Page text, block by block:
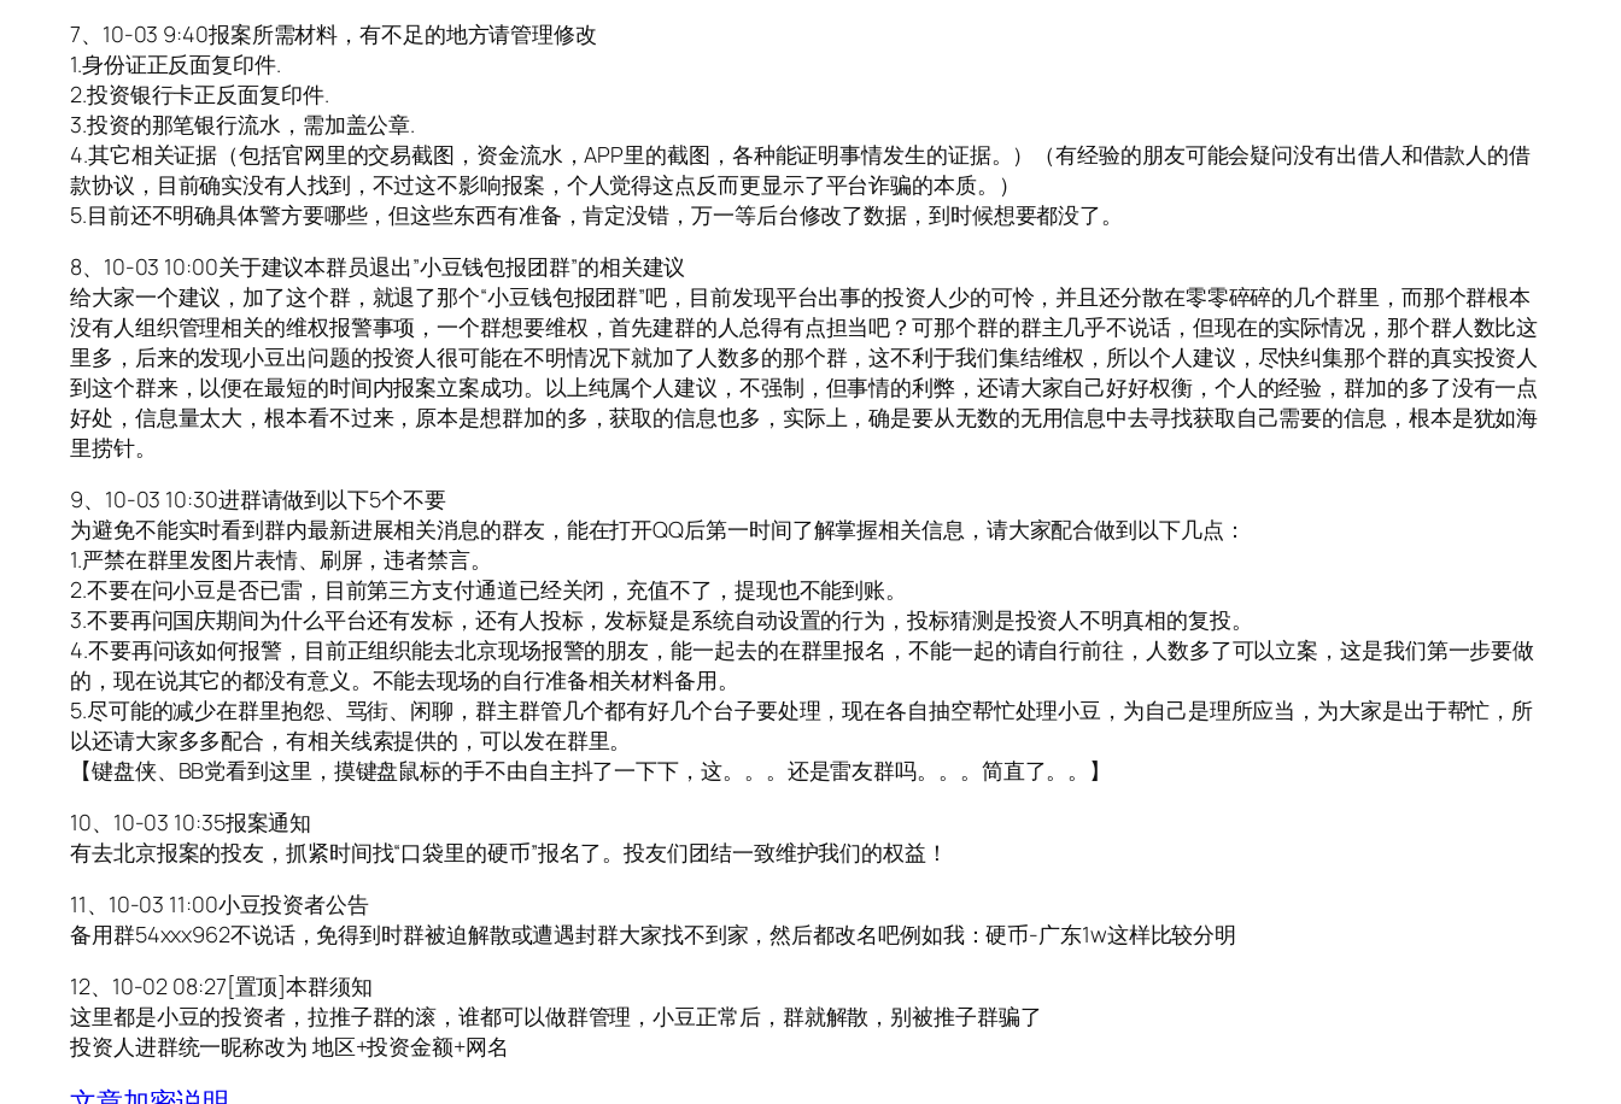
7、10-03 9:40报案所需材料，有不足的地方请管理修改
1.身份证正反面复印件.
2.投资银行卡正反面复印件.
3.投资的那笔银行流水，需加盖公章.
4.其它相关证据（包括官网里的交易截图，资金流水，APP里的截图，各种能证明事情发生的证据。）（有经验的朋友可能会疑问没有出借人和借款人的借
款协议，目前确实没有人找到，不过这不影响报案，个人觉得这点反而更显示了平台诈骗的本质。）
5.目前还不明确具体警方要哪些，但这些东西有准备，肯定没错，万一等后台修改了数据，到时候想要都没了。
8、10-03 10:00关于建议本群员退出”小豆钱包报团群”的相关建议
给大家一个建议，加了这个群，就退了那个“小豆钱包报团群”吧，目前发现平台出事的投资人少的可怜，并且还分散在零零碎碎的几个群里，而那个群根本
没有人组织管理相关的维权报警事项，一个群想要维权，首先建群的人总得有点担当吧？可那个群的群主几乎不说话，但现在的实际情况，那个群人数比这
里多，后来的发现小豆出问题的投资人很可能在不明情况下就加了人数多的那个群，这不利于我们集结维权，所以个人建议，尽快纠集那个群的真实投资人
到这个群来，以便在最短的时间内报案立案成功。以上纯属个人建议，不强制，但事情的利弊，还请大家自己好好权衡，个人的经验，群加的多了没有一点
好处，信息量太大，根本看不过来，原本是想群加的多，获取的信息也多，实际上，确是要从无数的无用信息中去寻找获取自己需要的信息，根本是犹如海
里捞针。
9、10-03 10:30进群请做到以下5个不要
为避免不能实时看到群内最新进展相关消息的群友，能在打开QQ后第一时间了解掌握相关信息，请大家配合做到以下几点：
1.严禁在群里发图片表情、刷屏，违者禁言。
2.不要在问小豆是否已雷，目前第三方支付通道已经关闭，充值不了，提现也不能到账。
3.不要再问国庆期间为什么平台还有发标，还有人投标，发标疑是系统自动设置的行为，投标猜测是投资人不明真相的复投。
4.不要再问该如何报警，目前正组织能去北京现场报警的朋友，能一起去的在群里报名，不能一起的请自行前往，人数多了可以立案，这是我们第一步要做
的，现在说其它的都没有意义。不能去现场的自行准备相关材料备用。
5.尽可能的减少在群里抱怨、骂街、闲聊，群主群管几个都有好几个台子要处理，现在各自抽空帮忙处理小豆，为自己是理所应当，为大家是出于帮忙，所
以还请大家多多配合，有相关线索提供的，可以发在群里。
【键盘侠、BB党看到这里，摸键盘鼠标的手不由自主抖了一下下，这。。。还是雷友群吗。。。简直了。。】
10、10-03 10:35报案通知
有去北京报案的投友，抓紧时间找“口袋里的硬币”报名了。投友们团结一致维护我们的权益！
11、10-03 11:00小豆投资者公告
备用群54xxx962不说话，免得到时群被迫解散或遭遇封群大家找不到家，然后都改名吧例如我：硬币-广东1w这样比较分明
12、10-02 08:27[置顶]本群须知
这里都是小豆的投资者，拉推子群的滚，谁都可以做群管理，小豆正常后，群就解散，别被推子群骗了
投资人进群统一昵称改为 地区+投资金额+网名